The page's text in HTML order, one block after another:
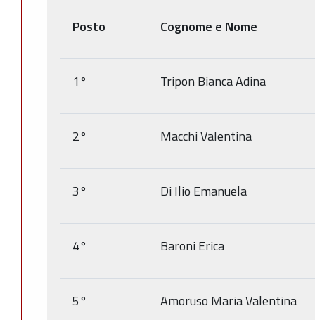
Posto Cognome e Nome
1° Tripon Bianca Adina
2° Macchi Valentina
3° Di Ilio Emanuela
4° Baroni Erica
5° Amoruso Maria Valentina